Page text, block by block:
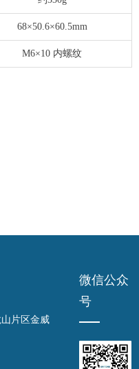
68×50.6×60.5mm
M6×10 内螺纹
微信公众
号
片区金威